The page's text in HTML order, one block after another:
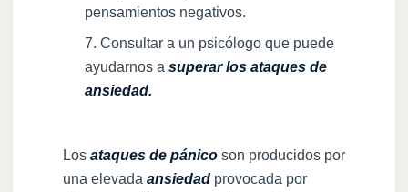
pensamientos negativos.
Consultar a un psicólogo que puede
ayudarnos a superar los ataques de
ansiedad.
Los ataques de pánicoson producidos por
una elevada ansiedadprovocada por